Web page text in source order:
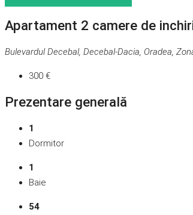
Apartament 2 camere de
Bulevardul Decebal, Decebal-Dacia, Oradea,
300 €
Prezentare generală
1
Dormitor
1
Baie
54